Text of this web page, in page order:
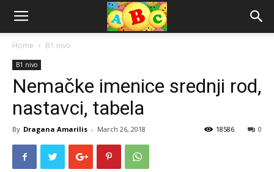
Home B1 nivo
B1 nivo
Nemačke imenice srednji rod,
nastavci, tabela
By Dragana Amarilis - March 26, 2018 0
18586